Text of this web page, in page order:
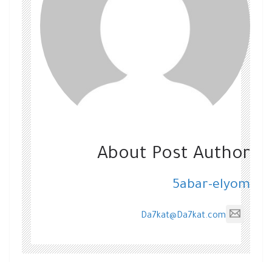
About Post Author
5abar-elyom
Da7kat@Da7kat.com